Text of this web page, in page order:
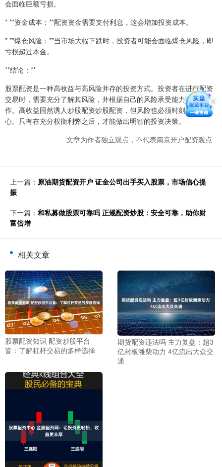
会面临巨额亏损。
* **资金成本：**配资资金需要支付利息，这会增加投资成本。
* **爆仓风险：**当市场大幅下跌时，投资者可能会面临爆仓风险，即
亏损超过本金。
**结论：**
股票配资是一种高收益与高风险并存的投资方式。投资者在进行配资
交易时，需要充分了解其风险，并根据自己的风险承受能力谨慎操
作。高收益固然诱人炒股配资炒股配资，但风险也必须时刻铭记于
心。只有在充分权衡利弊之后，才能做出明智的投资决策。
文章为作者独立观点，不代表南京开户配资观点
上一篇： 原油期货配资开户 证金公司出手买入股票，市场信心提
振
下一篇： 和私募做股票可靠吗 正规配资炒股：安全可靠，助你财
富倍增
相关文章
股票配资知识 配资炒股平台
皆：了解杠杆交易的多样选择
期货配资违法吗 主力复盘：超3
亿封板潍柴动力 4亿流出大众交
通